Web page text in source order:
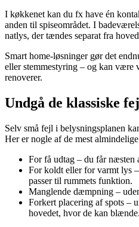
I køkkenet kan du fx have én
anden til spiseområdet. I
natlys, der tændes separat fra
Smart home-løsninger gør det
eller stemmestyring – og kan være
renoverer.
Undgå de klassiske
Selv små fejl i belysningsplanen
Her er nogle af de mest
For få udtag – du får næsten
For koldt eller for varmt lys
passer til rummets funktion.
Manglende dæmpning –
Forkert placering af spots –
hovedet, hvor de kan blænde.